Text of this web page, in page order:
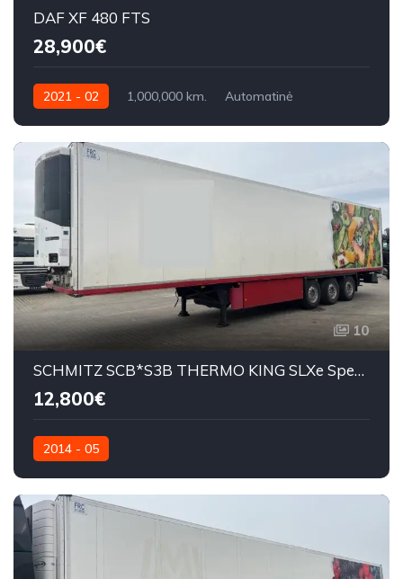
DAF XF 480 FTS
28,900€
2021 - 02 1,000,000 km.
Automatinė
10
SCHMITZ SCB*S3B THERMO KING SLXe Spectrum
12,800€
2014 - 05